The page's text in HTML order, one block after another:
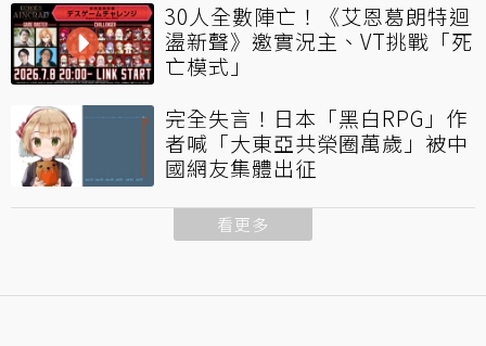
30人全數陣亡！《艾恩葛朗特迴
盪新聲》邀實況主、VT挑戰「死
亡模式」
完全失言！日本「黑白RPG」作
者喊「大東亞共榮圈萬歲」被中
國網友集體出征
看更多